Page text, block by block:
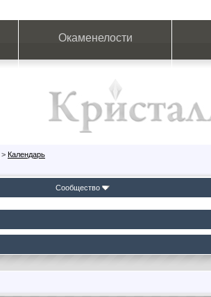
Окаменелости
> Календарь
Сообщество